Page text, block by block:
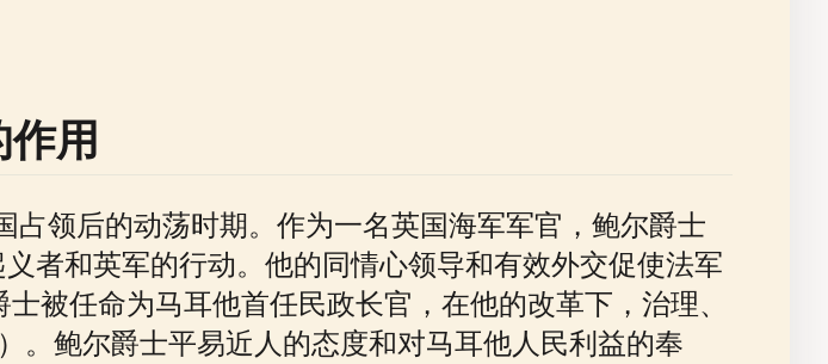
作用
占领后的动荡时期。作为一名英国海军军官，鲍尔爵士
者和英军的行动。他的同情心领导和有效外交促使法军
被任命为马耳他首任民政长官，在他的改革下，治理、
）。鲍尔爵士平易近人的态度和对马耳他人民利益的奉